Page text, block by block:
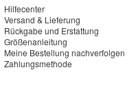
Hilfecenter
Versand & Lieferung
Rückgabe und Erstattung
Größenanleitung
Meine Bestellung nachverfolgen
Zahlungsmethode